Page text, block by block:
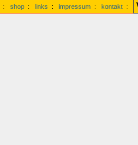
: shop : links : impressum : kontakt :